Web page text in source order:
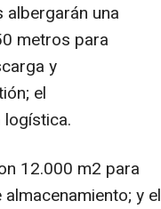
una
metros para
y
el
logística.
12.000 m2 para
y el